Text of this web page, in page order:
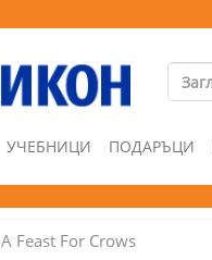
УЧЕБНИЦИ ПОДАРЪЦИ
A Feast For Crows